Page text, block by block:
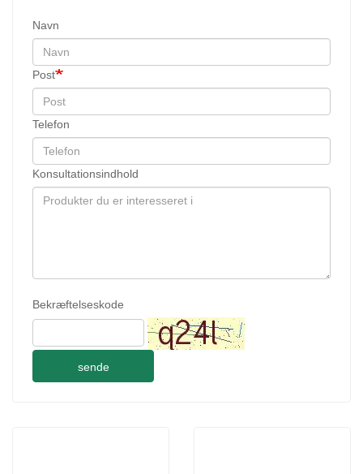
Navn
Post
Telefon
Konsultationsindhold
Bekræftelseskode
sende